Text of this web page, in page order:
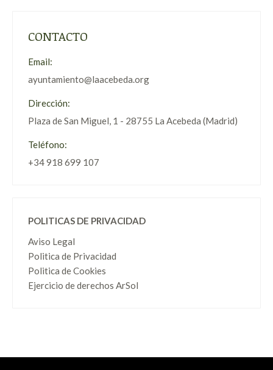
CONTACTO
Email:
ayuntamiento@laacebeda.org
Dirección:
Plaza de San Miguel, 1 - 28755 La Acebeda (Madrid)
Teléfono:
+34 918 699 107
POLITICAS DE PRIVACIDAD
Aviso Legal
Politica de Privacidad
Politica de Cookies
Ejercicio de derechos ArSol